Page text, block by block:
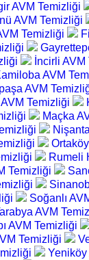
AVM Temizliği
AVM Temizliği
Temizliği
İncirli
AVM
AVM
AVM Temizliği
Maçka
Rumeli
Temizliği
Soğanlı
AVM
AVM Temizliği
Temizliği
Yeniköy